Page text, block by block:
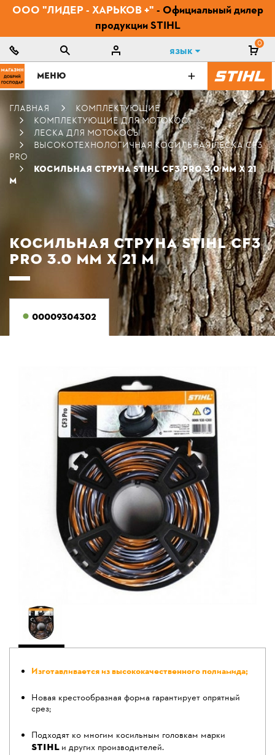
ООО "ЛИДЕР - ХАРЬКОВ +" - Официальный дилер
продукции STIHL
Язык
0
МЕНЮ
ГЛАВНАЯ
КОМПЛЕКТУЮЩИЕ
КОМПЛЕКТУЮЩИЕ ДЛЯ МОТОКОС
ЛЕСКА ДЛЯ МОТОКОСЫ
ВЫСОКОТЕХНОЛОГИЧНАЯ КОСИЛЬНАЯ ЛЕСКА CF3
PRO
КОСИЛЬНАЯ СТРУНА STIHL CF3 PRO 3.0 ММ Х 21
М
КОСИЛЬНАЯ СТРУНА STIHL CF3
PRO 3.0 ММ Х 21 М
00009304302
Изготавливается из высококачественного полиамида;
Новая крестообразная форма гарантирует опрятный
срез;
Подходят ко многим косильным головкам марки
STIHL и других производителей.